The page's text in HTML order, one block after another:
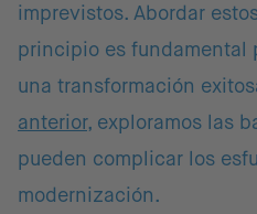
imprevistos. Abordar
principio es fundamental
una transformación
anterior, exploramos las
pueden complicar los
modernización.